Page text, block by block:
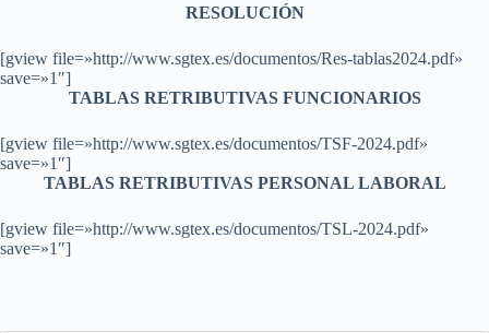
RESOLUCIÓN
[gview file=»http://www.sgtex.es/documentos/Res-tablas2024.pdf»
save=»1″]
TABLAS RETRIBUTIVAS FUNCIONARIOS
[gview file=»http://www.sgtex.es/documentos/TSF-2024.pdf»
save=»1″]
TABLAS RETRIBUTIVAS PERSONAL LABORAL
[gview file=»http://www.sgtex.es/documentos/TSL-2024.pdf»
save=»1″]